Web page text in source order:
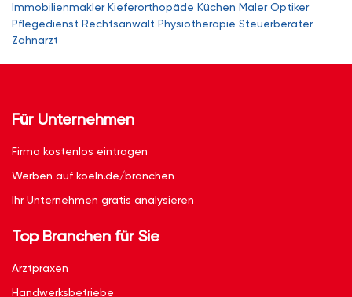
Immobilienmakler Kieferorthopäde Küchen Maler Optiker
Pflegedienst Rechtsanwalt Physiotherapie Steuerberater
Zahnarzt
Für Unternehmen
Firma kostenlos eintragen
Werben auf koeln.de/branchen
Ihr Unternehmen gratis analysieren
Top Branchen für Sie
Arztpraxen
Handwerksbetriebe